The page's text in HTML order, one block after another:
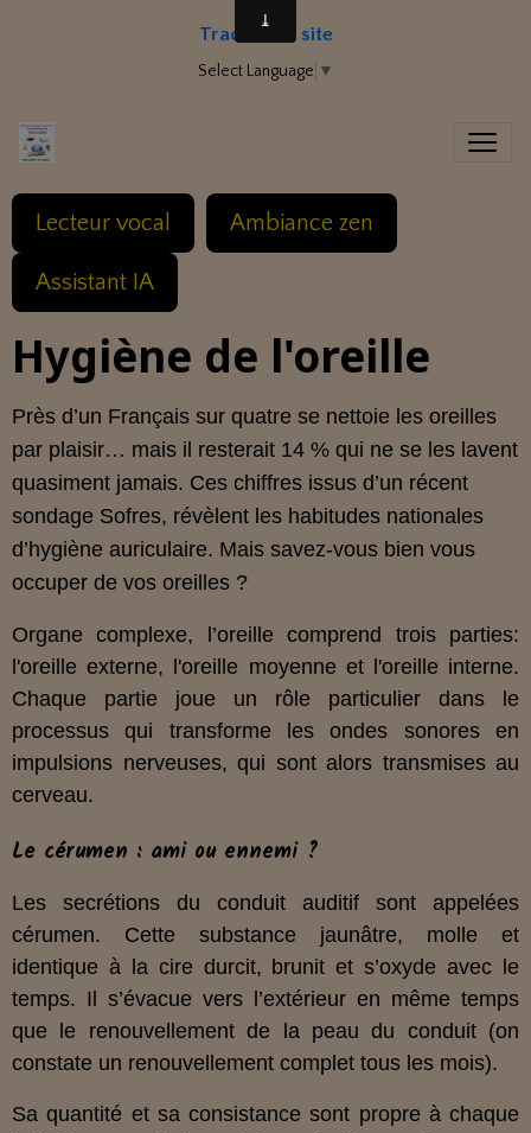
Traduire le site
Select Language ▼
Lecteur vocal Ambiance zen
Assistant IA
Hygiène de l'oreille
Près d’un Français sur quatre se nettoie les oreilles
par plaisir… mais il resterait 14 % qui ne se les lavent
quasiment jamais. Ces chiffres issus d’un récent
sondage Sofres, révèlent les habitudes nationales
d’hygiène auriculaire. Mais savez-vous bien vous
occuper de vos oreilles ?
Organe complexe, l’oreille comprend trois parties:
l'oreille externe, l'oreille moyenne et l'oreille interne.
Chaque partie joue un rôle particulier dans le
processus qui transforme les ondes sonores en
impulsions nerveuses, qui sont alors transmises au
cerveau.
Le cérumen : ami ou ennemi ?
Les secrétions du conduit auditif sont appelées
cérumen. Cette substance jaunâtre, molle et
identique à la cire durcit, brunit et s’oxyde avec le
temps. Il s’évacue vers l’extérieur en même temps
que le renouvellement de la peau du conduit (on
constate un renouvellement complet tous les mois).
Sa quantité et sa consistance sont propre à chaque